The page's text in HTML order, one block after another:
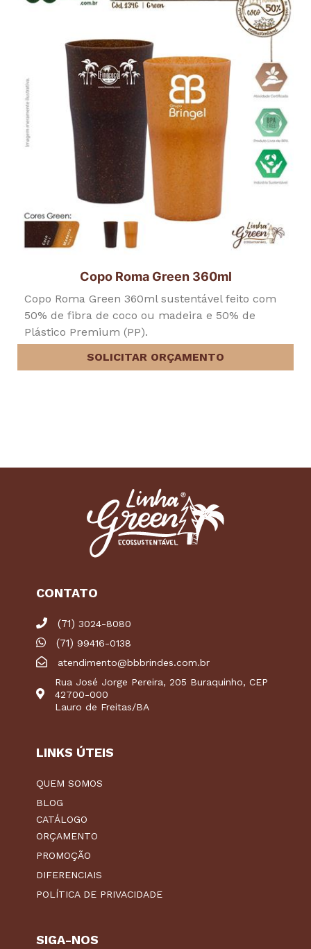
Copo Roma Green 360ml
Copo Roma Green 360ml sustentável feito com
50% de fibra de coco ou madeira e 50% de
Plástico Premium (PP).
SOLICITAR ORÇAMENTO
CONTATO
(71) 3024-8080
(71) 99416-0138
atendimento@bbbrindes.com.br
Rua José Jorge Pereira, 205 Buraquinho, CEP
42700-000
Lauro de Freitas/BA
LINKS ÚTEIS
QUEM SOMOS
BLOG
CATÁLOGO
ORÇAMENTO
PROMOÇÃO
DIFERENCIAIS
POLÍTICA DE PRIVACIDADE
SIGA-NOS